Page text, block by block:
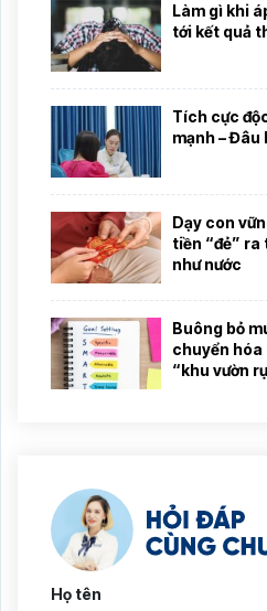
Làm gì khi
tới kết quả
Tích cực
mạnh – Đâu
Dạy con
tiền “đẻ”
như nước
Buông bỏ
chuyển
“khu vườn
Họ tên